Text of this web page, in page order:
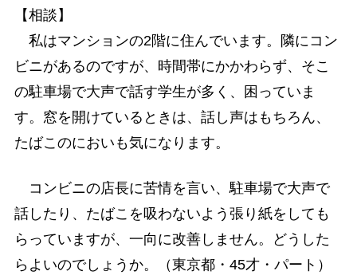
【相談】
私はマンションの2階に住んでいます。隣にコン
ビニがあるのですが、時間帯にかかわらず、そこ
の駐車場で大声で話す学生が多く、困っていま
す。窓を開けているときは、話し声はもちろん、
たばこのにおいも気になります。
コンビニの店長に苦情を言い、駐車場で大声で
話したり、たばこを吸わないよう張り紙をしても
らっていますが、一向に改善しません。どうした
らよいのでしょうか。（東京都・45才・パート）